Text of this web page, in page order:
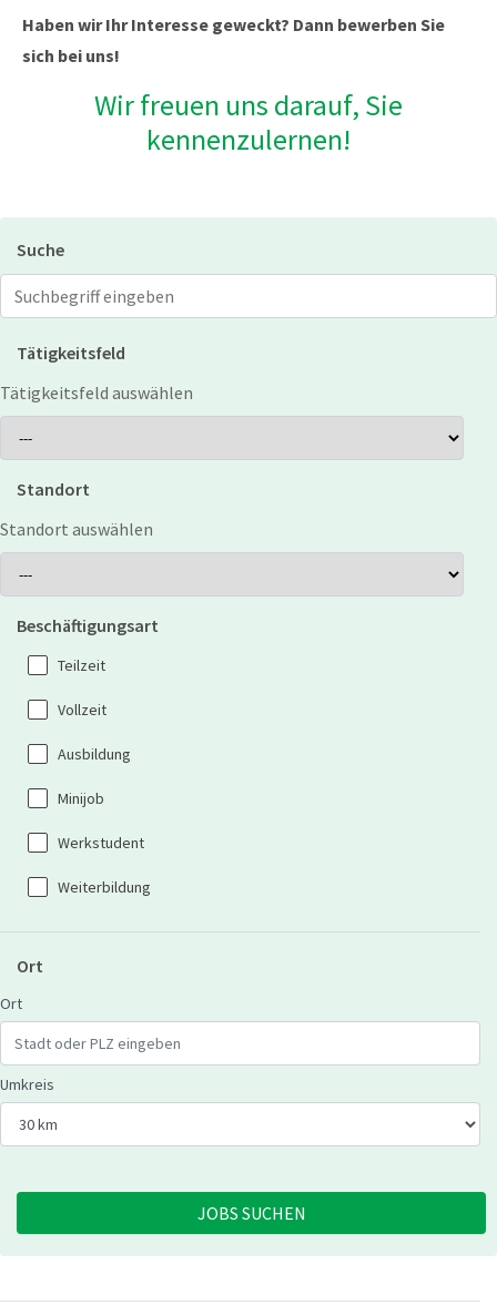
Haben wir Ihr Interesse geweckt? Dann bewerben Sie
sich bei uns!
Wir freuen uns darauf, Sie
kennenzulernen!
Suche
Jobs suchen
Tätigkeitsfeld
Tätigkeitsfeld auswählen
Standort
Standort auswählen
Beschäftigungsart
Teilzeit
Vollzeit
Ausbildung
Minijob
Werkstudent
Weiterbildung
Ort
Ort
Geben Sie eine Stadt oder Postleitzahl ein
Umkreis
Wählen Sie den Umkreis für die Jobsuche
JOBS SUCHEN